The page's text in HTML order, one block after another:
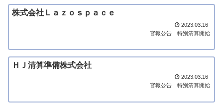
株式会社Ｌａｚｏｓｐａｃｅ
2023.03.16
官報公告
特別清算開始
ＨＪ清算準備株式会社
2023.03.16
官報公告
特別清算開始